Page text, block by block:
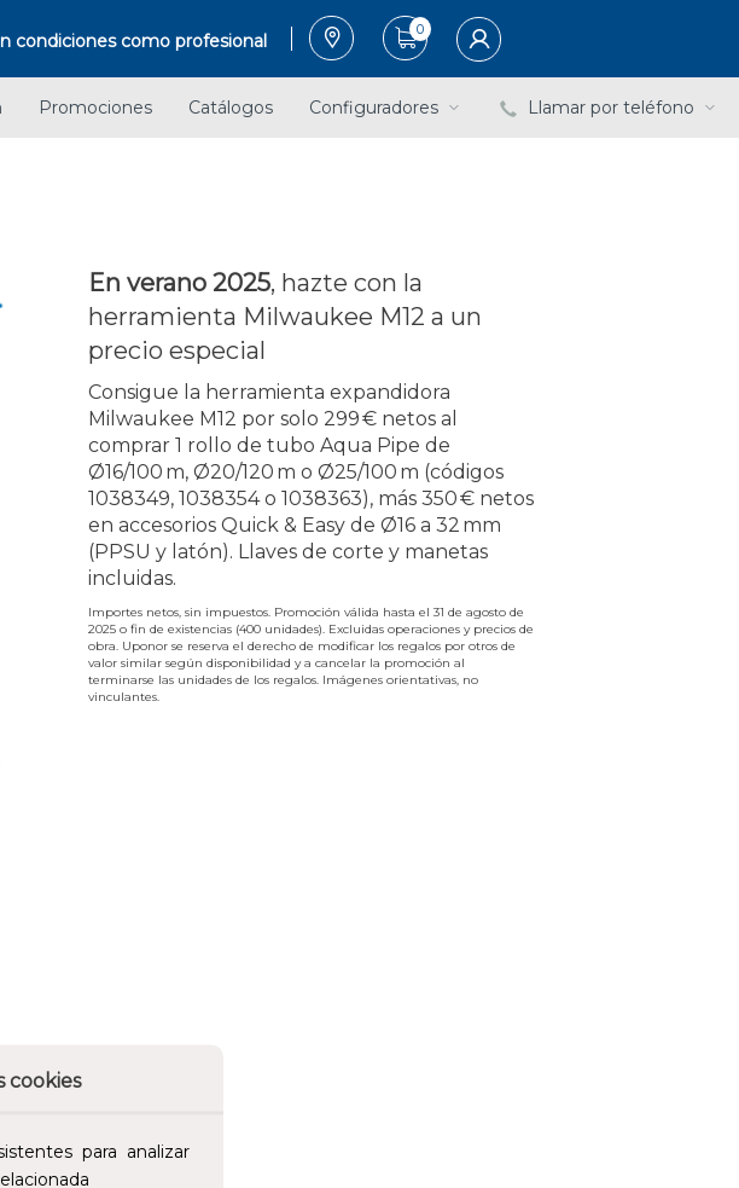
cookies
para analizar
condiciones como profesional
0
Promociones Catálogos Configuradores Llamar por teléfono
En verano 2025, hazte con la
herramienta Milwaukee M12 a un
precio especial
Consigue la herramienta expandidora
Milwaukee M12 por solo 299 € netos al
comprar 1 rollo de tubo Aqua Pipe de
Ø16/100 m, Ø20/120 m o Ø25/100 m (códigos
1038349, 1038354 o 1038363), más 350 € netos
en accesorios Quick & Easy de Ø16 a 32 mm
(PPSU y latón). Llaves de corte y manetas
incluidas.
Importes netos, sin impuestos. Promoción válida hasta el 31 de agosto de
2025 o fin de existencias (400 unidades). Excluidas operaciones y precios de
obra. Uponor se reserva el derecho de modificar los regalos por otros de
valor similar según disponibilidad y a cancelar la promoción al
terminarse las unidades de los regalos. Imágenes orientativas, no
vinculantes.